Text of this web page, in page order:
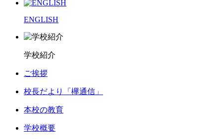
ENGLISH
学校紹介
ご挨拶
校長だより「欅通信」
本校の教育
学校概要